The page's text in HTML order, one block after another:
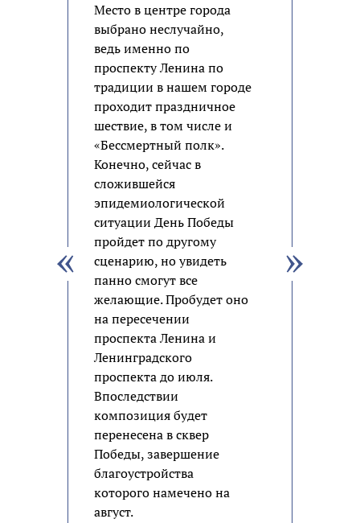
Место в центре города
выбрано неслучайно,
ведь именно по
проспекту Ленина по
традиции в нашем городе
проходит праздничное
шествие, в том числе и
«Бессмертный полк».
Конечно, сейчас в
сложившейся
эпидемиологической
ситуации День Победы
пройдет по другому
сценарию, но увидеть
панно смогут все
желающие. Пробудет оно
на пересечении
проспекта Ленина и
Ленинградского
проспекта до июля.
Впоследствии
композиция будет
перенесена в сквер
Победы, завершение
благоустройства
которого намечено на
август.